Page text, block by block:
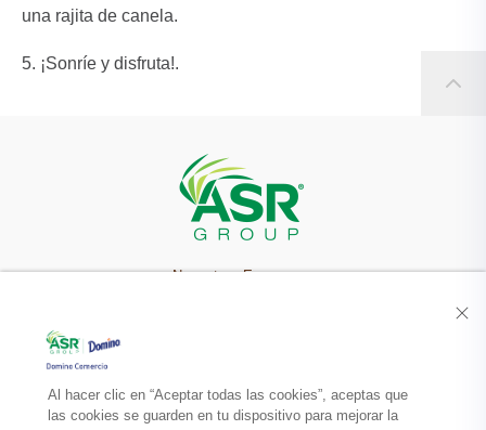
una rajita de canela.
¡Sonríe y disfruta!.
Nuestra Empresa
Productos
Al hacer clic en “Aceptar todas las cookies”, aceptas que
las cookies se guarden en tu dispositivo para mejorar la